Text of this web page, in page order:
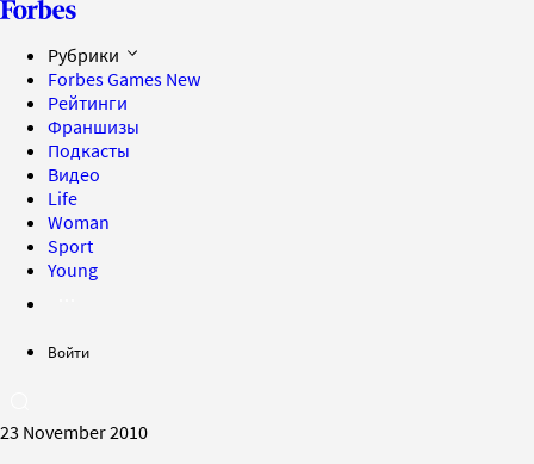
Рубрики
Forbes Games New
Рейтинги
Франшизы
Подкасты
Видео
Life
Woman
Sport
Young
Войти
23 November 2010